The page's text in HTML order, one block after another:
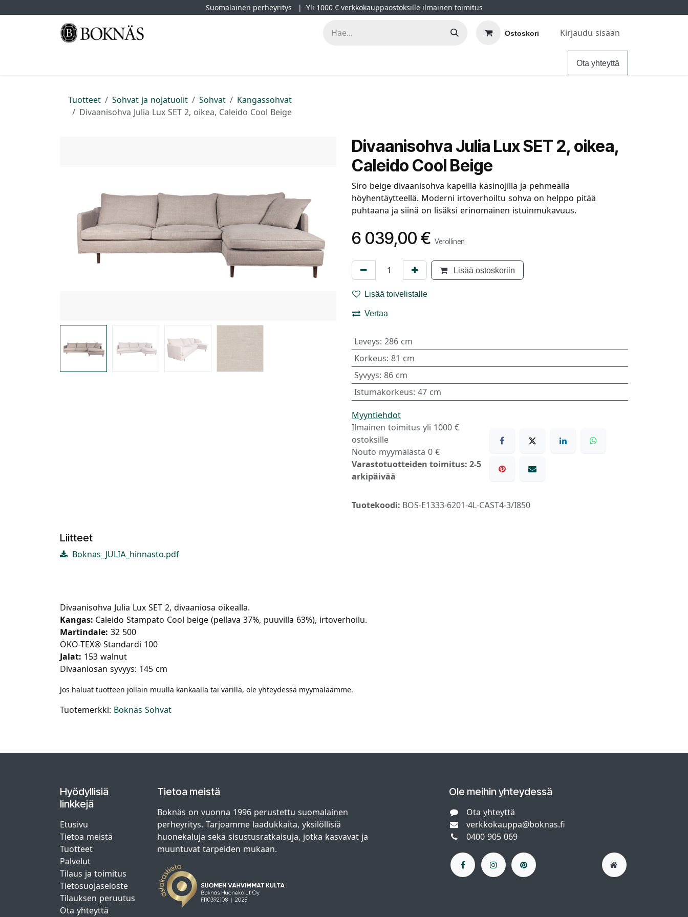
Suomalainen perheyritys | Yli 1000 € verkkokauppaostoksille ilmainen toimitus
Ostoskori Kirjaudu sisään
Ota yhteyttä
Tuotteet Sohvat ja nojatuolit Sohvat
Kangassohvat
Divaanisohva Julia Lux SET 2, oikea, Caleido Cool Beige
Divaanisohva Julia Lux SET 2, oikea,
Caleido Cool Beige
Siro beige divaanisohva kapeilla käsinojilla ja pehmeällä
höyhentäytteellä. Moderni irtoverhoiltu sohva on helppo pitää
puhtaana ja siinä on lisäksi erinomainen istuinmukavuus.
6 039,00 € Verollinen
Lisää ostoskoriin
Lisää toivelistalle
Vertaa
Leveys: 286 cm
Korkeus: 81 cm
Syvyys: 86 cm
Istumakorkeus: 47 cm
Myyntiehdot
Ilmainen toimitus yli 1000 €
ostoksille
Nouto myymälästä 0 €
Varastotuotteiden toimitus: 2-5
arkipäivää
Tuotekoodi: BOS-E1333-6201-4L-CAST4-3/I850
Liitteet
Boknas_JULIA_hinnasto.pdf
Divaanisohva Julia Lux SET 2, divaaniosa oikealla.
Kangas: Caleido Stampato Cool beige (pellava 37%, puuvilla 63%), irtoverhoilu.
Martindale: 32 500
ÖKO-TEX® Standardi 100
Jalat: 153 walnut
Divaaniosan syvyys: 145 cm
Jos haluat tuotteen jollain muulla kankaalla tai värillä, ole yhteydessä myymäläämme.
Tuotemerkki: Boknäs Sohvat
Hyödyllisiä
linkkejä
Etusivu
Tietoa meistä
Tuotteet
Palvelut
Tilaus ja toimitus
Tietosuojaseloste
Tilauksen peruutus
Ota yhteyttä
Tietoa meistä
Boknäs on vuonna 1996 perustettu suomalainen
perheyritys. Tarjoamme laadukkaita, yksilöllisiä
huonekaluja sekä sisustusratkaisuja, jotka kasvavat ja
muuntuvat tarpeiden mukaan.
Ole meihin yhteydessä
Ota yhteyttä
verkkokauppa@boknas.fi
0400 905 069